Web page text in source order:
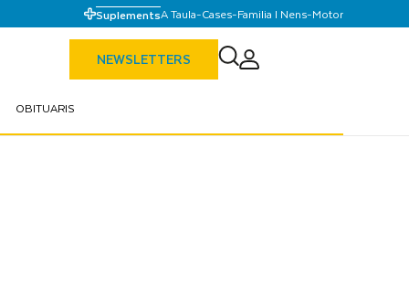
SuplementsA Taula-Cases-Familia I Nens-Motor
NEWSLETTERS
OBITUARIS